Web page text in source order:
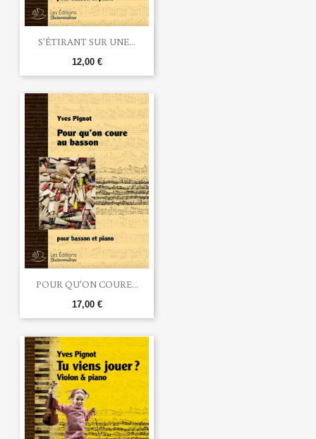
S'ÉTIRANT SUR UNE...
12,00 €
POUR QU'ON COURE...
17,00 €